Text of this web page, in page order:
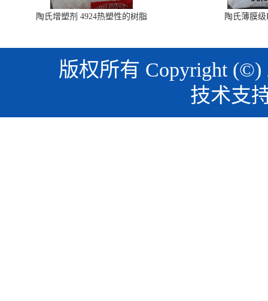
陶氏增塑剂 4924热塑性的树脂 陶氏薄膜级
版权所有 Copyright
技术支